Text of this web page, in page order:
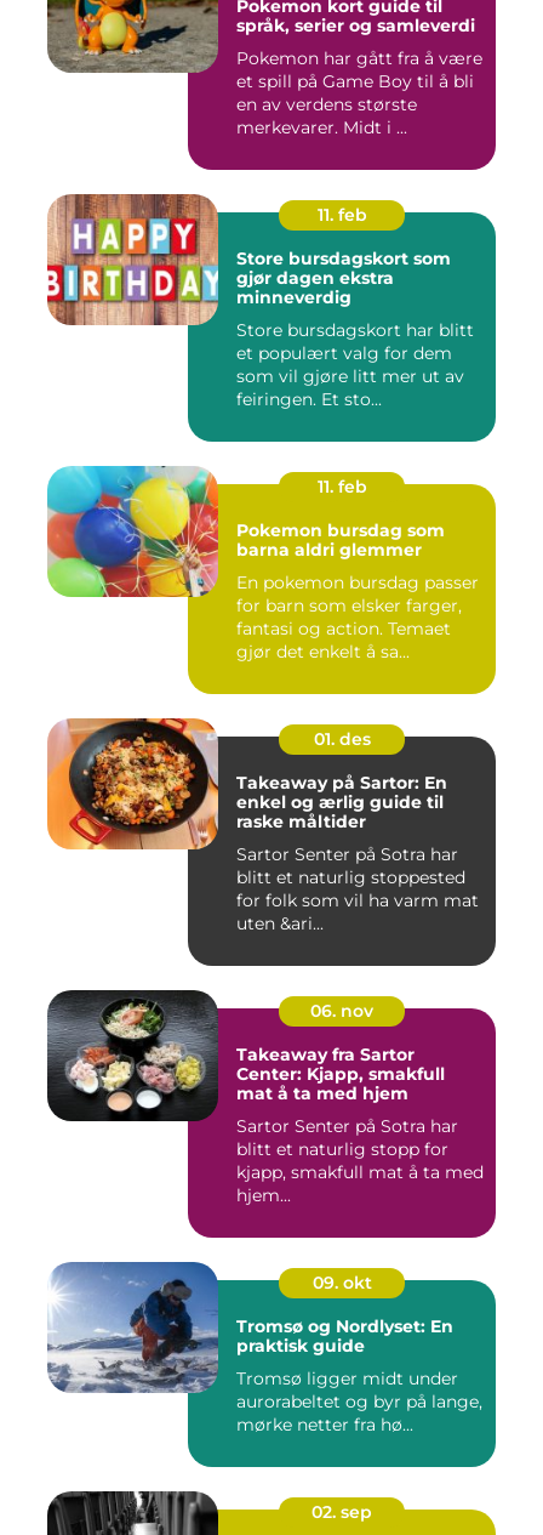
Pokemon kort guide til
språk, serier og samleverdi
Pokemon har gått fra å være
et spill på Game Boy til å bli
en av verdens største
merkevarer. Midt i ...
11. feb
Store bursdagskort som
gjør dagen ekstra
minneverdig
Store bursdagskort har blitt
et populært valg for dem
som vil gjøre litt mer ut av
feiringen. Et sto...
11. feb
Pokemon bursdag som
barna aldri glemmer
En pokemon bursdag passer
for barn som elsker farger,
fantasi og action. Temaet
gjør det enkelt å sa...
01. des
Takeaway på Sartor: En
enkel og ærlig guide til
raske måltider
Sartor Senter på Sotra har
blitt et naturlig stoppested
for folk som vil ha varm mat
uten &ari...
06. nov
Takeaway fra Sartor
Center: Kjapp, smakfull
mat å ta med hjem
Sartor Senter på Sotra har
blitt et naturlig stopp for
kjapp, smakfull mat å ta med
hjem...
09. okt
Tromsø og Nordlyset: En
praktisk guide
Tromsø ligger midt under
aurorabeltet og byr på lange,
mørke netter fra hø...
02. sep